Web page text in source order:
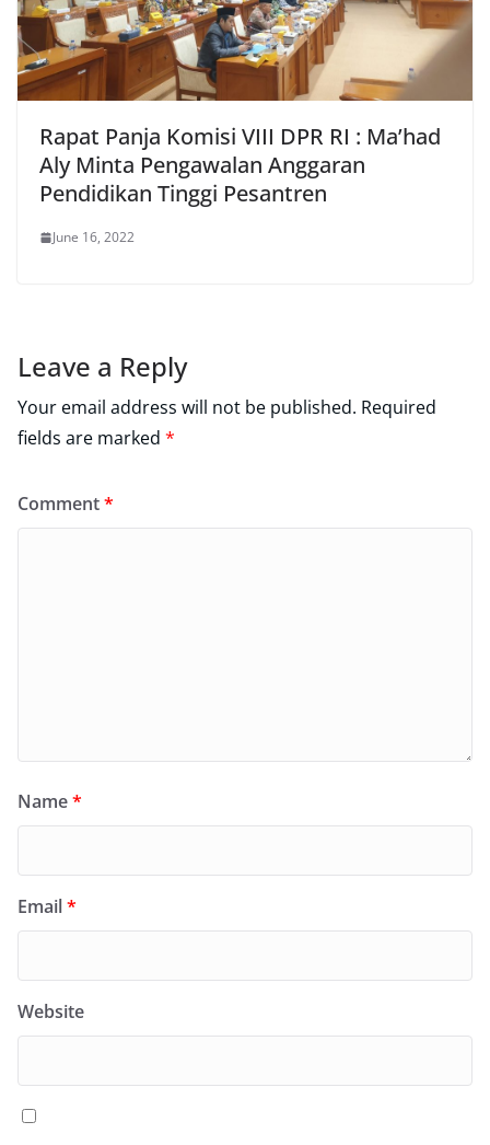
Rapat Panja Komisi VIII DPR RI : Ma’had
Aly Minta Pengawalan Anggaran
Pendidikan Tinggi Pesantren
June 16, 2022
Leave a Reply
Your email address will not be published. Required
fields are marked *
Comment*
Name*
Email*
Website